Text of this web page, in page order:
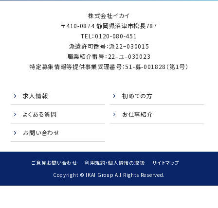
株式会社イカイ
〒410-0874 静岡県沼津市松長787
TEL：0120-080-451
派遣許可番号：派22−030015
職業紹介番号：22–ユ–030023
特定募集情報等提供事業受理番号：51-募-001828（第1号）
求人情報 初めての方
よくある質問 お仕事紹介
お問い合わせ
ご意見お問い合わせ 利用規約・個人情報の取扱
サイトマップ
Copyright © IKAI Group All Rights Reserved.